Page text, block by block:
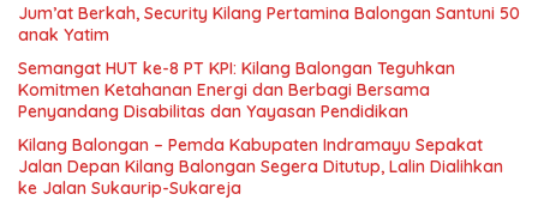
Jum’at Berkah, Security Kilang Pertamina Balongan Santuni 50
anak Yatim
Semangat HUT ke-8 PT KPI: Kilang Balongan Teguhkan
Komitmen Ketahanan Energi dan Berbagi Bersama
Penyandang Disabilitas dan Yayasan Pendidikan
Kilang Balongan – Pemda Kabupaten Indramayu Sepakat
Jalan Depan Kilang Balongan Segera Ditutup, Lalin Dialihkan
ke Jalan Sukaurip-Sukareja